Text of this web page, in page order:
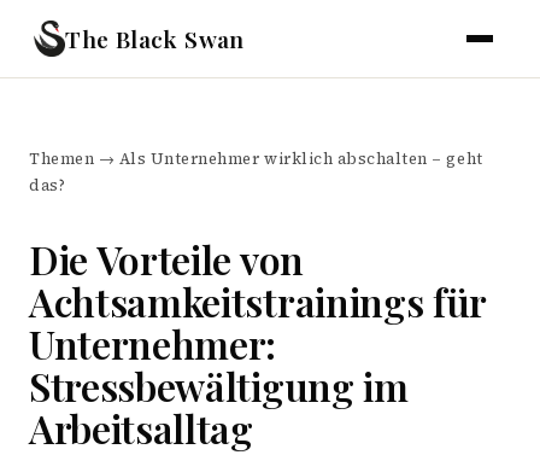
The Black Swan
Themen → Als Unternehmer wirklich abschalten – geht
das?
Die Vorteile von
Achtsamkeitstrainings für
Unternehmer:
Stressbewältigung im
Arbeitsalltag